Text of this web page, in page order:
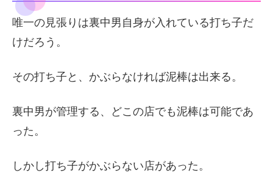
唯一の見張りは裏中男自身が入れている打ち子だ
けだろう。
その打ち子と、かぶらなければ泥棒は出来る。
裏中男が管理する、どこの店でも泥棒は可能であ
った。
しかし打ち子がかぶらない店があった。